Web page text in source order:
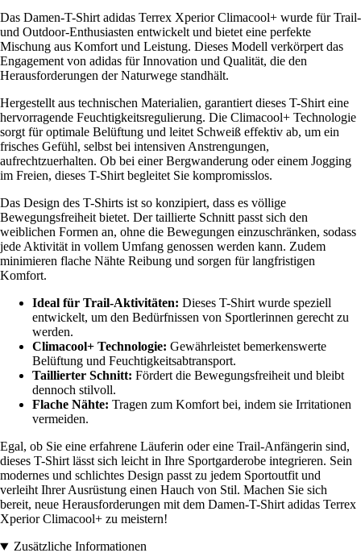
Das Damen-T-Shirt adidas Terrex Xperior Climacool+ wurde für Trail-
und Outdoor-Enthusiasten entwickelt und bietet eine perfekte
Mischung aus Komfort und Leistung. Dieses Modell verkörpert das
Engagement von adidas für Innovation und Qualität, die den
Herausforderungen der Naturwege standhält.
Hergestellt aus technischen Materialien, garantiert dieses T-Shirt eine
hervorragende Feuchtigkeitsregulierung. Die Climacool+ Technologie
sorgt für optimale Belüftung und leitet Schweiß effektiv ab, um ein
frisches Gefühl, selbst bei intensiven Anstrengungen,
aufrechtzuerhalten. Ob bei einer Bergwanderung oder einem Jogging
im Freien, dieses T-Shirt begleitet Sie kompromisslos.
Das Design des T-Shirts ist so konzipiert, dass es völlige
Bewegungsfreiheit bietet. Der taillierte Schnitt passt sich den
weiblichen Formen an, ohne die Bewegungen einzuschränken, sodass
jede Aktivität in vollem Umfang genossen werden kann. Zudem
minimieren flache Nähte Reibung und sorgen für langfristigen
Komfort.
Ideal für Trail-Aktivitäten: Dieses T-Shirt wurde speziell
entwickelt, um den Bedürfnissen von Sportlerinnen gerecht zu
werden.
Climacool+ Technologie: Gewährleistet bemerkenswerte
Belüftung und Feuchtigkeitsabtransport.
Taillierter Schnitt: Fördert die Bewegungsfreiheit und bleibt
dennoch stilvoll.
Flache Nähte: Tragen zum Komfort bei, indem sie Irritationen
vermeiden.
Egal, ob Sie eine erfahrene Läuferin oder eine Trail-Anfängerin sind,
dieses T-Shirt lässt sich leicht in Ihre Sportgarderobe integrieren. Sein
modernes und schlichtes Design passt zu jedem Sportoutfit und
verleiht Ihrer Ausrüstung einen Hauch von Stil. Machen Sie sich
bereit, neue Herausforderungen mit dem Damen-T-Shirt adidas Terrex
Xperior Climacool+ zu meistern!
Zusätzliche Informationen